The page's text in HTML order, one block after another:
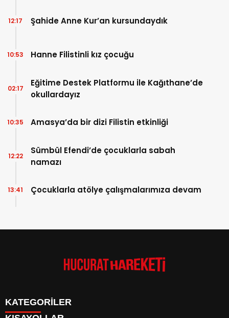
Şahide Anne Kur’an kursundaydık
12:17
Hanne Filistinli kız çocuğu
10:53
Eğitime Destek Platformu ile Kağıthane’de
okullardayız
02:17
Amasya’da bir dizi Filistin etkinliği
10:35
Sümbül Efendi’de çocuklarla sabah
namazı
12:22
Çocuklarla atölye çalışmalarımıza devam
13:41
KATEGORİLER